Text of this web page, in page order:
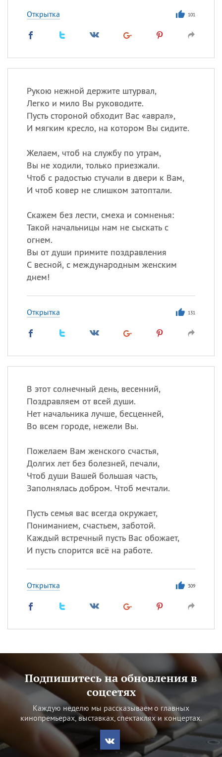
Открытка 101
Рукою нежной держите штурвал,
Легко и мило Вы руководите.
Пусть стороной обходит Вас «аврал»,
И мягким кресло, на котором Вы сидите.
Желаем, чтоб на службу по утрам,
Вы не ходили, только приезжали.
Чтоб с радостью стучали в двери к Вам,
И чтоб ковер не слишком затоптали.
Скажем без лести, смеха и сомненья:
Такой начальницы нам не сыскать с
огнем.
Вы от души примите поздравления
С весной, с международным женским
днем!
Открытка 131
В этот солнечный день, весенний,
Поздравляем от всей души.
Нет начальника лучше, бесценней,
Во всем городе, нежели Вы.
Пожелаем Вам женского счастья,
Долгих лет без болезней, печали,
Чтоб души Вашей большая часть,
Заполнялась добром. Чтоб мечтали.
Пусть семья вас всегда окружает,
Пониманием, счастьем, заботой.
Каждый встречный пусть Вас обожает,
И пусть спорится всё на работе.
Открытка 309
Подпишитесь на обновления в
соцсетях
Каждую неделю мы рассказываем о главных
кинопремьерах, выставках, спектаклях и концертах.